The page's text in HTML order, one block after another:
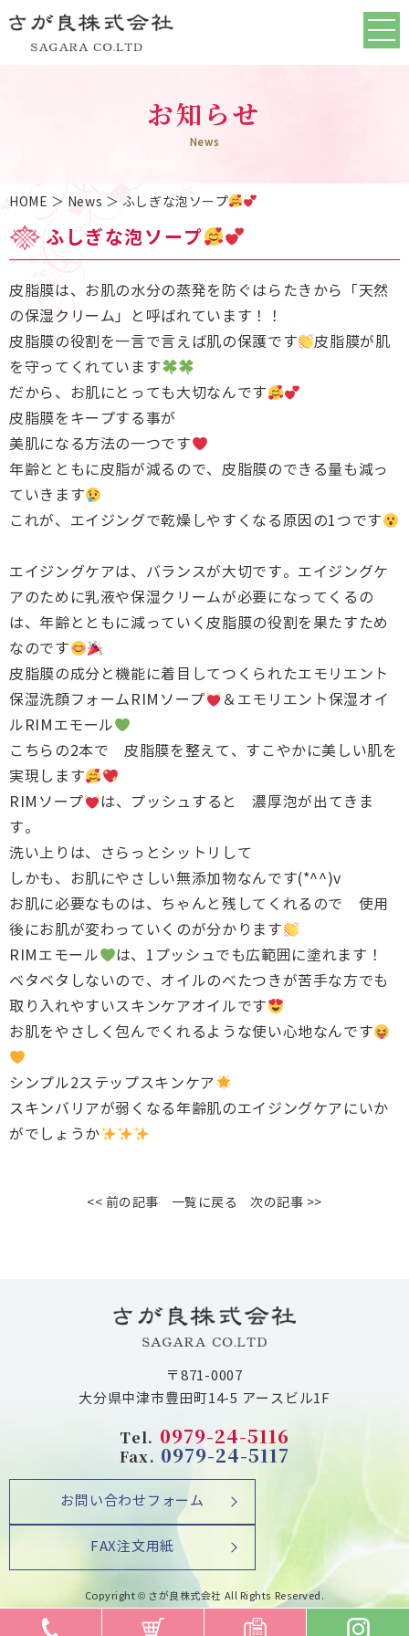
お知らせ
News
HOME ＞ News ＞ ふしぎな泡ソープ
ふしぎな泡ソープ
皮脂膜は、お肌の水分の蒸発を防ぐはらたきから「天然
の保湿クリーム」と呼ばれています！！
皮脂膜の役割を一言で言えば肌の保護です
皮脂膜が肌
を守ってくれています
だから、お肌にとっても大切なんです
皮脂膜をキープする事が
美肌になる方法の一つです
年齢とともに皮脂が減るので、皮脂膜のできる量も減っ
ていきます
これが、エイジングで乾燥しやすくなる原因の1つです
エイジングケアは、バランスが大切です。エイジングケ
アのために乳液や保湿クリームが必要になってくるの
は、年齢とともに減っていく皮脂膜の役割を果たすため
なのです
皮脂膜の成分と機能に着目してつくられたエモリエント
保湿洗顔フォームRIMソープ
＆エモリエント保湿オイ
ルRIMエモール
こちらの2本で 皮脂膜を整えて、すこやかに美しい肌を
実現します
RIMソープ
は、プッシュすると 濃厚泡が出てきま
す。
洗い上りは、さらっとシットリして
しかも、お肌にやさしい無添加物なんです(*^^)v
お肌に必要なものは、ちゃんと残してくれるので 使用
後にお肌が変わっていくのが分かります
RIMエモール
は、1プッシュでも広範囲に塗れます！
ベタベタしないので、オイルのべたつきが苦手な方でも
取り入れやすいスキンケアオイルです
お肌をやさしく包んでくれるような使い心地なんです
シンプル2ステップスキンケア
スキンバリアが弱くなる年齢肌のエイジングケアにいか
がでしょうか
<< 前の記事 一覧に戻る 次の記事 >>
〒871-0007
大分県中津市豊田町14-5 アースビル1F
Tel. 0979-24-5116
Fax. 0979-24-5117
お問い合わせフォーム
FAX注文用紙
Copyright © さが良株式会社 All Rights Reserved.